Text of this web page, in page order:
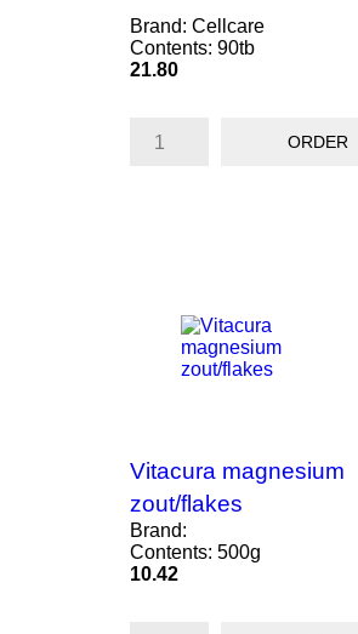
Brand: Cellcare
Contents: 90tb
Price
21.80
ORDER
Vitacura magnesium
zout/flakes
Brand:
Contents: 500g
Price
10.42